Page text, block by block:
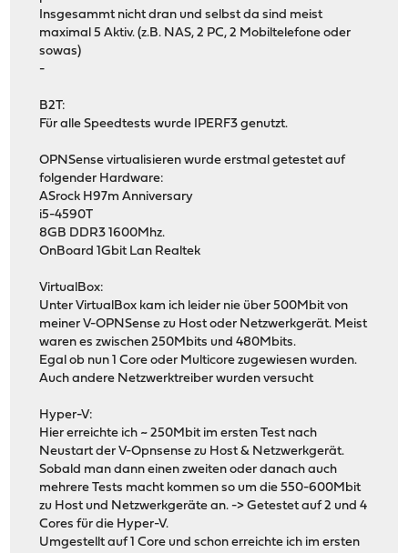
Insgesammt nicht dran und selbst da sind meist
maximal 5 Aktiv. (z.B. NAS, 2 PC, 2 Mobiltelefone oder
sowas)
-
B2T:
Für alle Speedtests wurde IPERF3 genutzt.
OPNSense virtualisieren wurde erstmal getestet auf
folgender Hardware:
ASrock H97m Anniversary
i5-4590T
8GB DDR3 1600Mhz.
OnBoard 1Gbit Lan Realtek
VirtualBox:
Unter VirtualBox kam ich leider nie über 500Mbit von
meiner V-OPNSense zu Host oder Netzwerkgerät. Meist
waren es zwischen 250Mbits und 480Mbits.
Egal ob nun 1 Core oder Multicore zugewiesen wurden.
Auch andere Netzwerktreiber wurden versucht
Hyper-V:
Hier erreichte ich ~ 250Mbit im ersten Test nach
Neustart der V-Opnsense zu Host & Netzwerkgerät.
Sobald man dann einen zweiten oder danach auch
mehrere Tests macht kommen so um die 550-600Mbit
zu Host und Netzwerkgeräte an. -> Getestet auf 2 und 4
Cores für die Hyper-V.
Umgestellt auf 1 Core und schon erreichte ich im ersten